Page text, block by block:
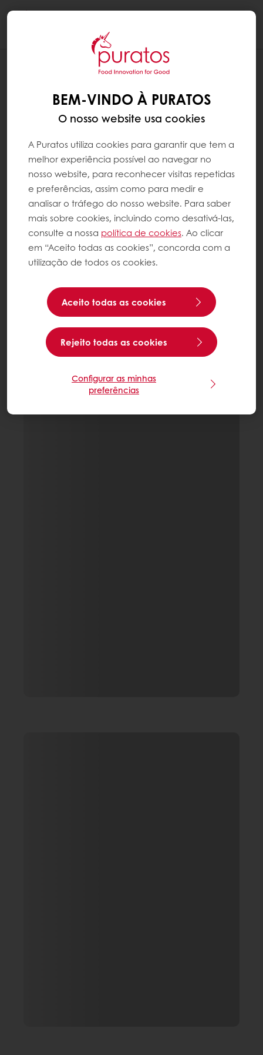
BEM-VINDO À PURATOS
O nosso website usa cookies
A Puratos utiliza cookies para garantir que tem a
melhor experiência possível ao navegar no
nosso website, para reconhecer visitas repetidas
e preferências, assim como para medir e
analisar o tráfego do nosso website. Para saber
mais sobre cookies, incluindo como desativá-las,
consulte a nossa política de cookies. Ao clicar
em “Aceito todas as cookies”, concorda com a
utilização de todos os cookies.
Aceito todas as cookies
Rejeito todas as cookies
Configurar as minhas
preferências